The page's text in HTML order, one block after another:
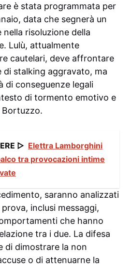
è stata programmata per
data che segnerà un
nella risoluzione della
Lulù, attualmente
cautelari, deve affrontare
di stalking aggravato, ma
di conseguenze legali
di tormento emotivo e
▷ Elettra Lamborghini
tra provocazioni intime
saranno analizzati
inclusi messaggi,
che hanno
tra i due. La difesa
di dimostrare la non
o di attenuarne la